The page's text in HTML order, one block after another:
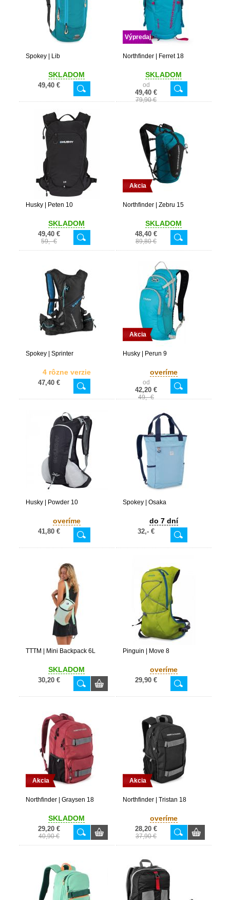
Spokey | Lib
SKLADOM
49,40 €
Výpredaj
Northfinder | Ferret 18
SKLADOM
od
49,40 €
79,90 €
Husky | Peten 10
SKLADOM
49,40 €
59,- €
Akcia
Northfinder | Zebru 15
SKLADOM
48,40 €
89,80 €
Spokey | Sprinter
4 rôzne verzie
47,40 €
Akcia
Husky | Perun 9
overíme
od
42,20 €
49,- €
Husky | Powder 10
overíme
41,80 €
Spokey | Osaka
do 7 dní
32,- €
TTTM | Mini Backpack 6L
SKLADOM
30,20 €
Pinguin | Move 8
overíme
29,90 €
Akcia
Northfinder | Graysen 18
SKLADOM
29,20 €
40,90 €
Akcia
Northfinder | Tristan 18
overíme
28,20 €
37,90 €